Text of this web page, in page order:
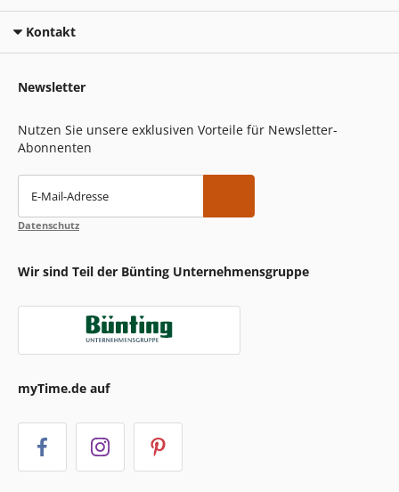
Kontakt
Newsletter
Nutzen Sie unsere exklusiven Vorteile für Newsletter-
Abonnenten
E-Mail-Adresse
Datenschutz
Wir sind Teil der Bünting Unternehmensgruppe
myTime.de auf